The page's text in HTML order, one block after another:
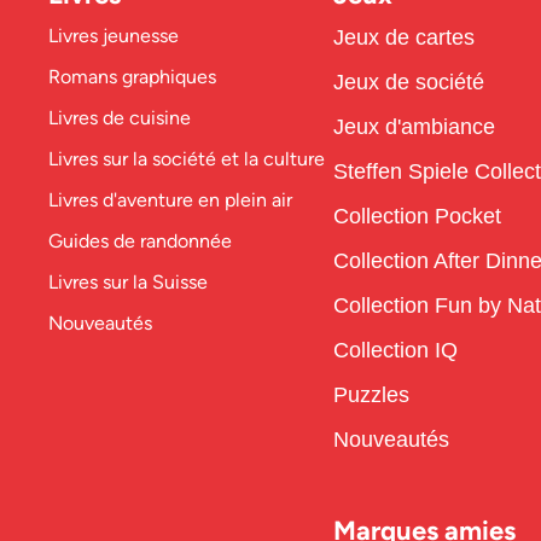
Livres jeunesse
Romans graphiques
Livres de cuisine
Livres sur la société et la culture
Livres d'aventure en plein air
Guides de randonnée
Livres sur la Suisse
Nouveautés
Jeux de cartes
Jeux de société
Jeux d'ambiance
Steffen Spiele
Collection Pocket
Collection After
Collection Fun by
Collection IQ
Puzzles
Nouveautés
Marques amies